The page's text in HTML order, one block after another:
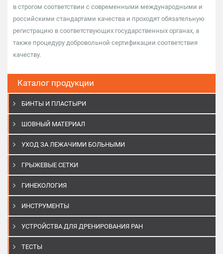
Каталог продукции
БИНТЫ И ПЛАСТЫРИ
ШОВНЫЙ МАТЕРИАЛ
УХОД ЗА ЛЕЖАЧИМИ БОЛЬНЫМИ
ГРЫЖЕВЫЕ СЕТКИ
ГИНЕКОЛОГИЯ
ИНСТРУМЕНТЫ
УСТРОЙСТВА ДЛЯ ДРЕНИРОВАНИЯ РАН
ТЕСТЫ
в строгом соответствии с современными международными и
российскими стандартами качества и проходят обязательную
регистрацию в соответствующих государственных органах, а
также процедуру добровольной сертификации соответствия
качеству.